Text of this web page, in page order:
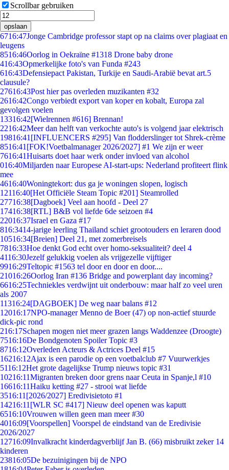
Scrollbar gebruiken
opslaan
6716:47Jonge Cambridge professor stapt op na claims over plagiaat en
leugens
8516:46Oorlog in Oekraïne #1318 Drone baby drone
416:43Opmerkelijke foto's van Funda #243
616:43Defensiepact Pakistan, Turkije en Saudi-Arabië bevat art.5
clausule?
27616:43Post hier pas overleden muzikanten #32
2616:42Congo verbiedt export van koper en kobalt, Europa zal
gevolgen voelen
13316:42[Wielrennen #616] Brennan!
2216:42Meer dan helft van verkochte auto's is volgend jaar elektrisch
19816:41 [INFLUENCERS #295] Van flodderslinger tot Shrek-crème
8516:41 [FOK!Voetbalmanager 2026/2027] #1 We zijn er weer
7616:41Huisarts doet haar werk onder invloed van alcohol
016:40Miljarden naar Europese AI-start-ups: Nederland profiteert flink
mee
4616:40Woningtekort: dus ga je woningen slopen, logisch
12116:40[Het Officiële Steam Topic #201] Steamrolled
27716:38[Dagboek] Veel aan hoofd - Deel 27
17416:38[RTL] B&B vol liefde 6de seizoen #4
22016:37Israel en Gaza #17
816:3414-jarige leerling Thailand schiet grootouders en leraren dood
10516:34[Breien] Deel 21, met zomerbreisels
7816:33Hoe denkt God echt over homo-seksualiteit? deel 4
4116:30Jezelf gelukkig voelen als vrijgezelle vijftiger
9916:29Teltopic #1563 tel door en door en door....
21016:26Oorlog Iran #136 Bridge and powerplant day incoming?
6616:25Techniekles verdwijnt uit onderbouw: maar half zo veel uren
als 2007
11316:24[DAGBOEK] De weg naar balans #12
12016:17NPO-manager Menno de Boer (47) op non-actief stuurde
dick-pic rond
216:17Schapen mogen niet meer grazen langs Waddenzee (Droogte)
7516:16De Bondgenoten Spoiler Topic #3
8716:12Overleden Acteurs & Actrices Deel #15
16216:12Ajax is een parodie op een voetbalclub #7 Vuurwerkjes
5116:12Het grote dagelijkse Trump nieuws topic #31
10216:11Migranten breken door grens naar Ceuta in Spanje,l #10
16616:11Haiku ketting #27 - strooi wat liefde
3516:11 [2026/2027] Eredivisietoto #1
14216:11 [WLR SC #417] Nieuw deel openen was kaputt
6516:10Vrouwen willen geen man meer #30
4016:09[Voorspellen] Voorspel de eindstand van de Eredivisie
2026/2027
12716:09Invalkracht kinderdagverblijf Jan B. (66) misbruikt zeker 14
kinderen
23816:05De bezuinigingen bij de NPO